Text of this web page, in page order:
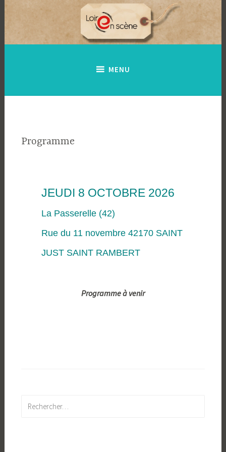
Accéder
contenu
principal
MENU
Programme
JEUDI 8 OCTOBRE 2026
La Passerelle (42)
Rue du 11 novembre 42170 SAINT
JUST SAINT RAMBERT
Programme à venir